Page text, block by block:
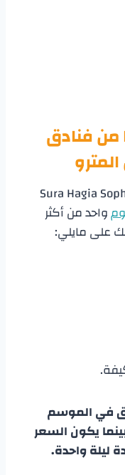
فنادق
Sura Hagia
واحد من أكثر
على مايلي:
في الموسم
بينما يكون السعر